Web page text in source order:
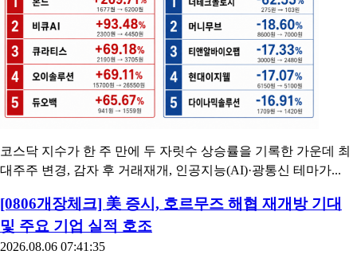
코스닥 지수가 한 주 만에 두 자릿수 상승률을 기록한 가운데 최
대주주 변경, 감자 후 거래재개, 인공지능(AI)·광통신 테마가...
[0806개장체크] 美 증시, 호르무즈 해협 재개방 기대
및 주요 기업 실적 호조
2026.08.06 07:41:35